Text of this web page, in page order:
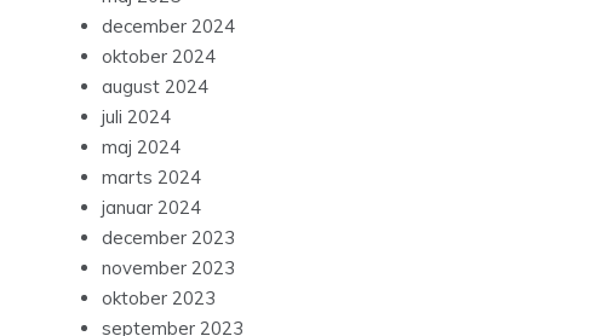
december 2024
oktober 2024
august 2024
juli 2024
maj 2024
marts 2024
januar 2024
december 2023
november 2023
oktober 2023
september 2023